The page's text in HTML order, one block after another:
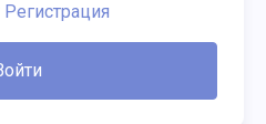
Регистрация